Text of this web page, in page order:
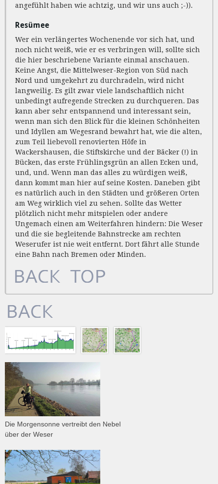
angefühlt haben wie achtzig, und wir uns auch ;-)).
Resümee
Wer ein verlängertes Wochenende vor sich hat, und
noch nicht weiß, wie er es verbringen will, sollte sich
die hier beschriebene Variante einmal anschauen.
Keine Angst, die Mittelweser-Region von Süd nach
Nord und umgekehrt zu durchradeln, wird nicht
langweilig. Es gilt zwar viele landschaftlich nicht
unbedingt aufregende Strecken zu durchqueren. Das
kann aber sehr entspannend und interessant sein,
wenn man sich den Blick für die kleinen Schönheiten
und Idyllen am Wegesrand bewahrt hat, wie die alten,
zum Teil liebevoll renovierten Höfe in
Wackershausen, die Stiftskirche und der Bäcker (!) in
Bücken, das erste Frühlingsgrün an allen Ecken und,
und, und. Wenn man das alles zu würdigen weiß,
dann kommt man hier auf seine Kosten. Daneben gibt
es natürlich auch in den Städten und größeren Orten
am Weg wirklich viel zu sehen. Sollte das Wetter
plötzlich nicht mehr mitspielen oder andere
Ungemach einen am Weiterfahren hindern: Die Weser
und die sie begleitende Bahnstrecke am rechten
Weserufer ist nie weit entfernt. Dort fährt alle Stunde
eine Bahn nach Bremen oder Minden.
Die Morgensonne vertreibt den Nebel
über der Weser